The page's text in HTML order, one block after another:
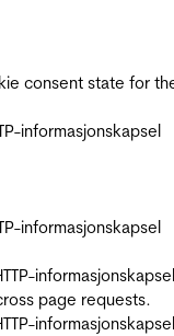
consent state for
informasjonskapsel
informasjonskapsel
informasjonskapsel
page requests.
informasjonskapsel